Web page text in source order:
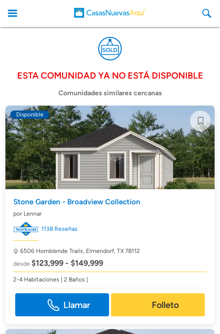
ESTA COMUNIDAD YA NO ESTÁ DISPONIBLE
Comunidades similares cercanas
Disponible
Stone Garden - Broadview Collection
por Lennar
1138 Reseñas
6506 Hornblende Trails, Elmendorf, TX 78112
desde$123,999 - $149,999
2-4 Habitaciones | 2 Baños |
Llamar Folleto